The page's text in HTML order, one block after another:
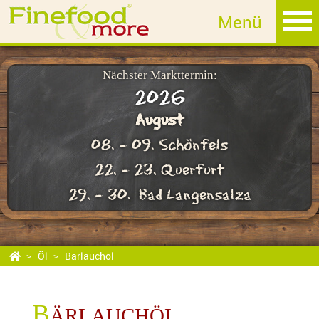
MET
Fruchtlikör
Edelbrand
Rum
Essig
Öl
Bärlauchöl
Nächster Markttermin:
2026
August
08. - 09. Schönfels
22. - 23. Querfurt
29. - 30. Bad Langensalza
Öl Bärlauchöl